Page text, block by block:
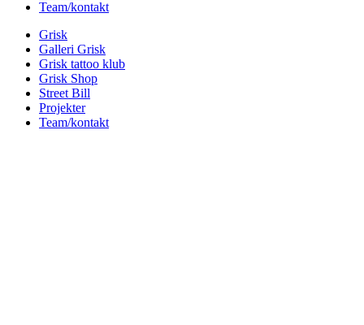
Team/kontakt
Grisk
Galleri Grisk
Grisk tattoo klub
Grisk Shop
Street Bill
Projekter
Team/kontakt